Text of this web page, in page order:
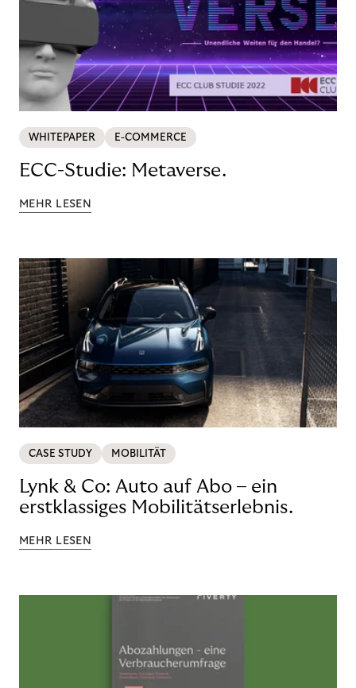
WHITEPAPER E-COMMERCE
ECC-Studie: Metaverse.
MEHR LESEN
CASE STUDY MOBILITÄT
Lynk & Co: Auto auf Abo – ein
erstklassiges Mobilitätserlebnis.
MEHR LESEN